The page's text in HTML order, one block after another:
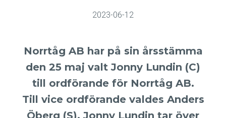
2023-06-12
Norrtåg AB har på sin årsstämma
den 25 maj valt Jonny Lundin (C)
till ordförande för Norrtåg AB.
Till vice ordförande valdes Anders
Öberg (S). Jonny Lundin tar över